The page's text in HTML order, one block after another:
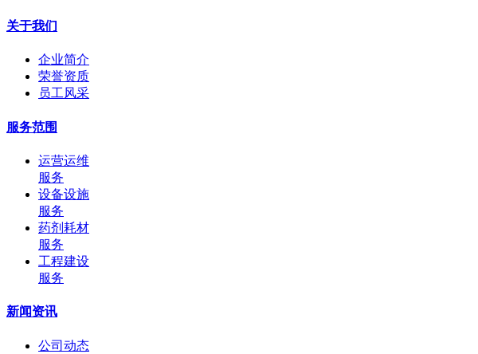
关于我们
企业简介
荣誉资质
员工风采
服务范围
运营运维
服务
设备设施
服务
药剂耗材
服务
工程建设
服务
新闻资讯
公司动态